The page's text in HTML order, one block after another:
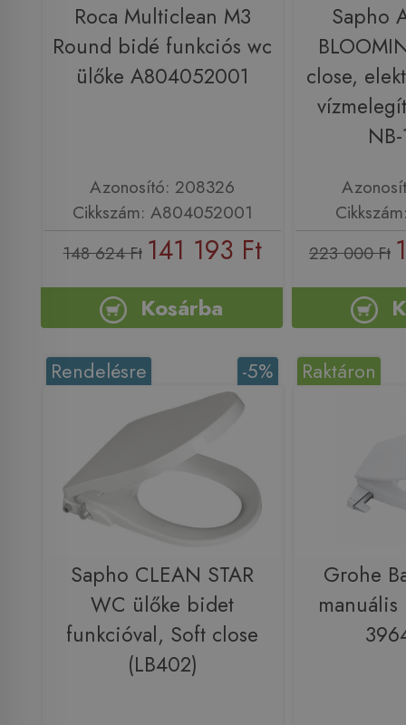
Roca Multiclean M3
Round bidé funkciós wc
ülőke A804052001
Azonosító: 208326
Cikkszám: A804052001
148 624 Ft 141 193 Ft
Kosárba
Sapho
close,
223 000 Ft
-5%
Rendelésre
Sapho CLEAN STAR
WC ülőke bidet
funkcióval, Soft close
(LB402)
Raktáron
Grohe